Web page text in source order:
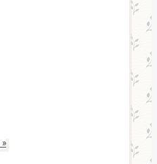
»